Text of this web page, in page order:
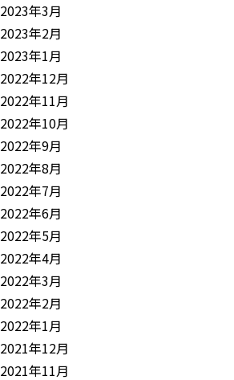
2023年3月
2023年2月
2023年1月
2022年12月
2022年11月
2022年10月
2022年9月
2022年8月
2022年7月
2022年6月
2022年5月
2022年4月
2022年3月
2022年2月
2022年1月
2021年12月
2021年11月